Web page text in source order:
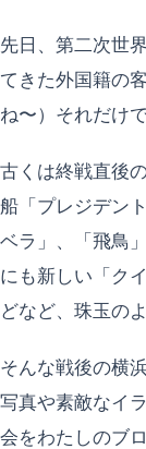
先日、第二次世
てきた外国籍の
ね〜）それだけ
古くは終戦直後
船「プレジデン
ベラ」、「飛鳥
にも新しい「ク
どなど、珠玉の
そんな戦後の横
写真や素敵なイ
会をわたしのブ